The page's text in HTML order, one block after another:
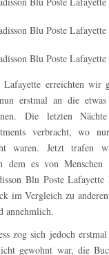
erreichten wir
erstmal an die
Die letzten
verbracht, wo
waren. Jetzt
dem es von
Blu Poste
im Vergleich zu
annehmlich.
zog sich jedoch
gewohnt war, die